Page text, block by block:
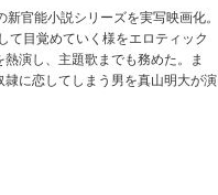
官能小説シリーズを実写映画化。
て目覚めていく様をエロティック
演し、主題歌までも務めた。ま
に恋してしまう男を真山明大が演